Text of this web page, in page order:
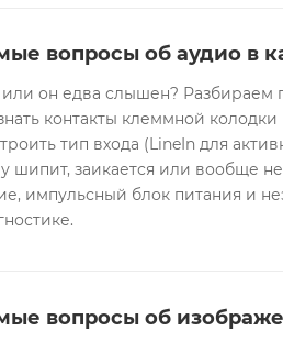
вопросы об аудио в
или он едва слышен?
контакты клеммной колодки
тип входа (LineIn для
шипит, заикается или вообще
импульсный блок питания и
вопросы об